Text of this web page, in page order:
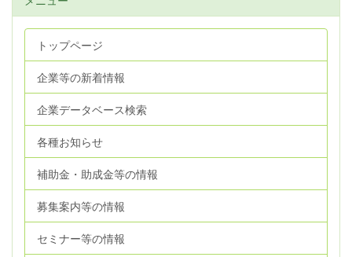
トップページ
企業等の新着情報
企業データベース検索
各種お知らせ
補助金・助成金等の情報
募集案内等の情報
セミナー等の情報